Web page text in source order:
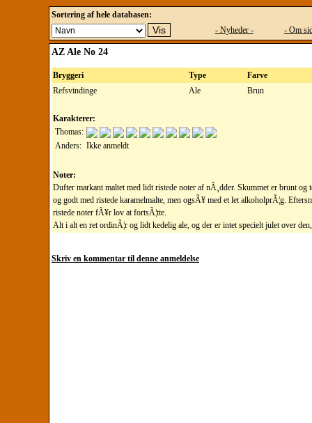
Sortering af hele databasen:
- Nyheder -
- Om
AZ Ale No 24
Bryggeri Type
Farve
Refsvindinge
Ale Brun
Karakterer:
Thomas:
Anders: Ikke anmeldt
Noter:
Dufter markant maltet med lidt ristede noter af nÃ¸dder. Skummet er brunt
og godt med ristede karamelmalte, men ogsÃ¥ med et let alkoholprÃ¦g.
ristede noter fÃ¥r lov at fortsÃ¦tte.
Alt i alt en ret ordinÃ¦r og lidt kedelig ale, og der er intet specielt julet over
Skriv en kommentar til denne anmeldelse